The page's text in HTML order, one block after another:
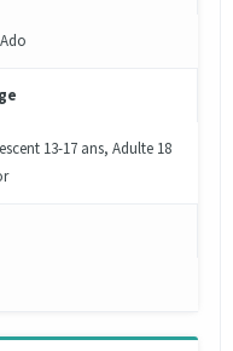
13-17 ans, Adulte 18